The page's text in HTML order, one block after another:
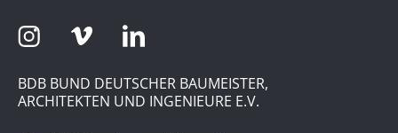
BDB BUND DEUTSCHER BAUMEISTER,
ARCHITEKTEN UND INGENIEURE E.V.